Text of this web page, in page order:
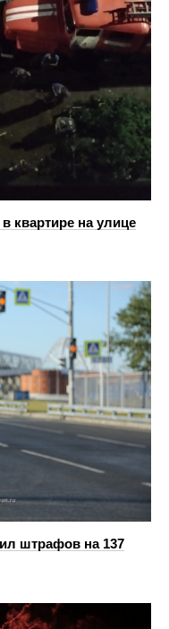
квартире на улице
штрафов на 137